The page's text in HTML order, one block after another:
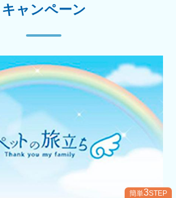
キャンペーン
簡単3STEP